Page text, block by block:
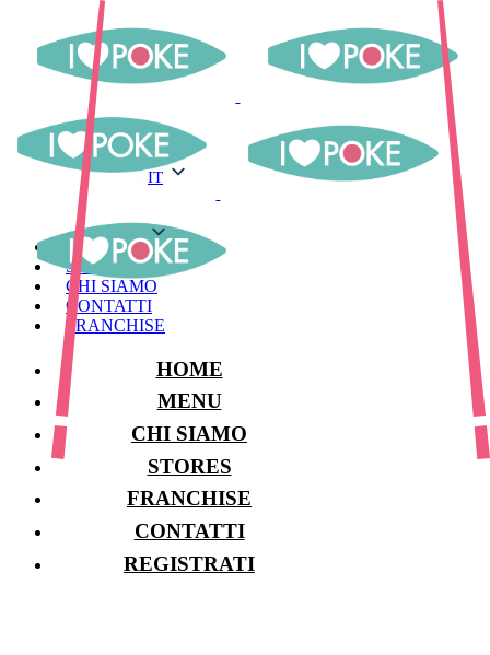
IT
MENU
STORES
CHI SIAMO
CONTATTI
FRANCHISE
HOME
MENU
CHI SIAMO
STORES
FRANCHISE
CONTATTI
REGISTRATI